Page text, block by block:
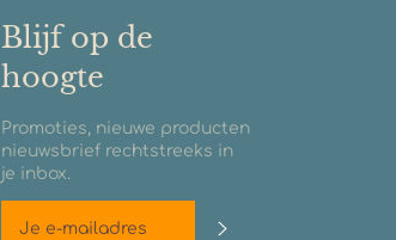
Blijf op de
hoogte
Promoties, nieuwe producten
nieuwsbrief rechtstreeks in
je inbox.